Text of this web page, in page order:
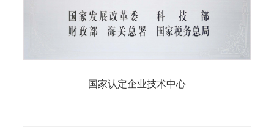
国家认定企业技术中心